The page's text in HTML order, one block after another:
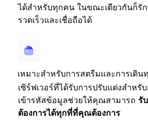
ได้สำหรับทุกคน ในขณะเดียวกันก็รั
รวดเร็วและเชื่อถือได้
เหมาะสำหรับการสตรีมและการเดิน
เซิร์ฟเวอร์ที่ได้รับการปรับแต่งสำหรั
เข้ารหัสข้อมูลช่วยให้คุณสามารถ รั
ต้องการได้ทุกที่ที่คุณต้องการ